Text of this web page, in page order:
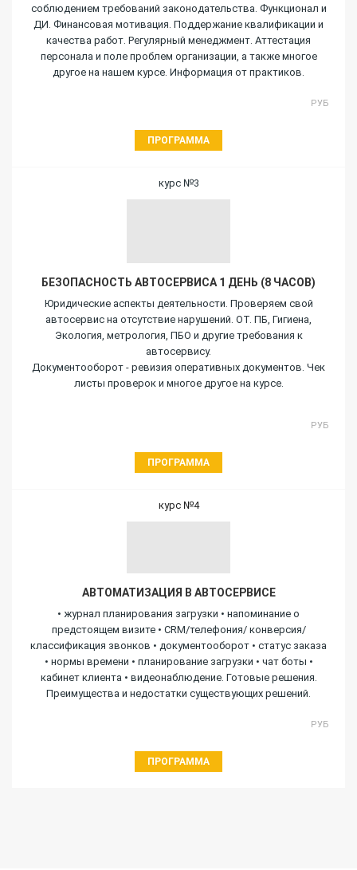
соблюдением требований законодательства. Функционал и
ДИ. Финансовая мотивация. Поддержание квалификации и
качества работ. Регулярный менеджмент. Аттестация
персонала и поле проблем организации, а также многое
другое на нашем курсе. Информация от практиков.
РУБ
ПРОГРАММА
курс №3
БЕЗОПАСНОСТЬ АВТОСЕРВИСА 1 ДЕНЬ (8 ЧАСОВ)
Юридические аспекты деятельности. Проверяем свой
автосервис на отсутствие нарушений. ОТ. ПБ, Гигиена,
Экология, метрология, ПБО и другие требования к
автосервису.
Документооборот - ревизия оперативных документов. Чек
листы проверок и многое другое на курсе.
РУБ
ПРОГРАММА
курс №4
АВТОМАТИЗАЦИЯ В АВТОСЕРВИСЕ
• журнал планирования загрузки • напоминание о
предстоящем визите • CRM/телефония/ конверсия/
классификация звонков • документооборот • статус заказа
• нормы времени • планирование загрузки • чат боты •
кабинет клиента • видеонаблюдение. Готовые решения.
Преимущества и недостатки существующих решений.
РУБ
ПРОГРАММА